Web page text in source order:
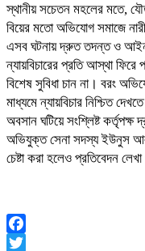
‎স্থানীয় সচেতন মহলের মতে,
বিয়ের মতো অভিযোগ সমাজে
এসব ঘটনায় দ্রুত তদন্ত ও
ন্যায়বিচারের প্রতি আস্থা
বিশেষ সুবিধা চান না। বরং
মাধ্যমে ন্যায়বিচার নিশ্চিত
অবসান ঘটিয়ে সংশ্লিষ্ট
অভিযুক্ত সেনা সদস্য ইউনুস
চেষ্টা করা হলেও প্রতিবেদন
Facebook